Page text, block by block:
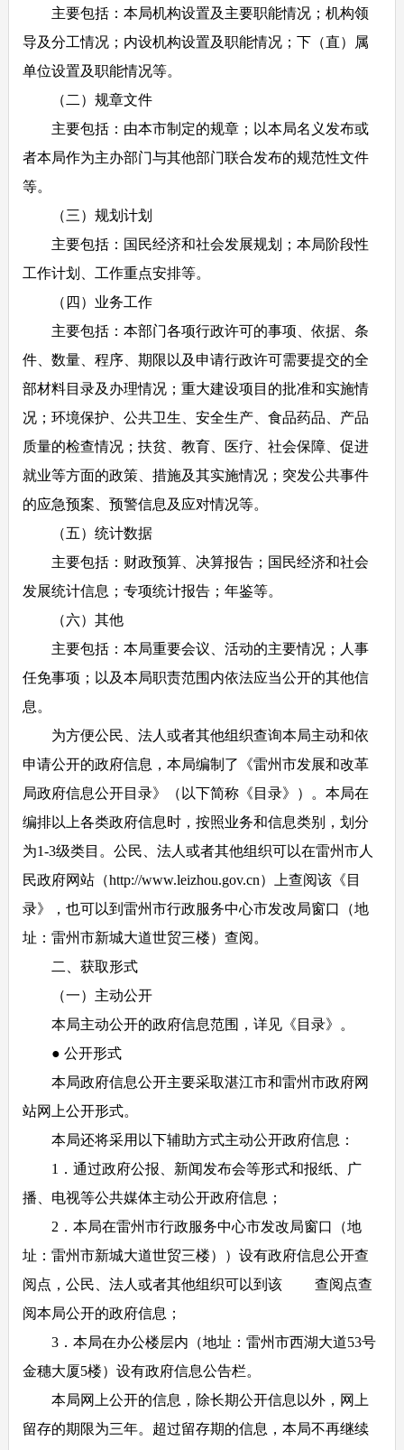
主要包括：本局机构设置及主要职能情况；机构领
导及分工情况；内设机构设置及职能情况；下（直）属
单位设置及职能情况等。
（二）规章文件
主要包括：由本市制定的规章；以本局名义发布或
者本局作为主办部门与其他部门联合发布的规范性文件
等。
（三）规划计划
主要包括：国民经济和社会发展规划；本局阶段性
工作计划、工作重点安排等。
（四）业务工作
主要包括：本部门各项行政许可的事项、依据、条
件、数量、程序、期限以及申请行政许可需要提交的全
部材料目录及办理情况；重大建设项目的批准和实施情
况；环境保护、公共卫生、安全生产、食品药品、产品
质量的检查情况；扶贫、教育、医疗、社会保障、促进
就业等方面的政策、措施及其实施情况；突发公共事件
的应急预案、预警信息及应对情况等。
（五）统计数据
主要包括：财政预算、决算报告；国民经济和社会
发展统计信息；专项统计报告；年鉴等。
（六）其他
主要包括：本局重要会议、活动的主要情况；人事
任免事项；以及本局职责范围内依法应当公开的其他信
息。
为方便公民、法人或者其他组织查询本局主动和依
申请公开的政府信息，本局编制了《雷州市发展和改革
局政府信息公开目录》（以下简称《目录》）。本局在
编排以上各类政府信息时，按照业务和信息类别，划分
为1-3级类目。公民、法人或者其他组织可以在雷州市人
民政府网站（http://www.leizhou.gov.cn）上查阅该《目
录》，也可以到雷州市行政服务中心市发改局窗口（地
址：雷州市新城大道世贸三楼）查阅。
二、获取形式
（一）主动公开
本局主动公开的政府信息范围，详见《目录》。
● 公开形式
本局政府信息公开主要采取湛江市和雷州市政府网
站网上公开形式。
本局还将采用以下辅助方式主动公开政府信息：
1．通过政府公报、新闻发布会等形式和报纸、广
播、电视等公共媒体主动公开政府信息；
2．本局在雷州市行政服务中心市发改局窗口（地
址：雷州市新城大道世贸三楼））设有政府信息公开查
阅点，公民、法人或者其他组织可以到该 查阅点查
阅本局公开的政府信息；
3．本局在办公楼层内（地址：雷州市西湖大道53号
金穗大厦5楼）设有政府信息公告栏。
本局网上公开的信息，除长期公开信息以外，网上
留存的期限为三年。超过留存期的信息，本局不再继续